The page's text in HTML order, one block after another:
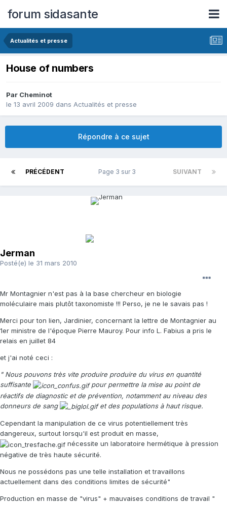
forum sidasante
Actualités et presse
House of numbers
Par Cheminot
le 13 avril 2009 dans Actualités et presse
Répondre à ce sujet
PRÉCÉDENT SUIVANT
Page 3 sur 3
Jerman
Posté(e) le 31 mars 2010
Mr Montagnier n'est pas à la base chercheur en biologie
moléculaire mais plutôt taxonomiste !!! Perso, je ne le savais pas !
Merci pour ton lien, Jardinier, concernant la lettre de Montagnier au
1er ministre de l'époque Pierre Mauroy. Pour info L. Fabius a pris le
relais en juillet 84
et j'ai noté ceci :
" Nous pouvons très vite produire produire du virus en quantité
suffisante
pour permettre la mise au point de
réactifs de diagnostic et de prévention, notamment au niveau des
donneurs de sang
et des populations à haut risque.
Cependant la manipulation de ce virus potentiellement très
dangereux, surtout lorsqu'il est produit en masse,
nécessite un laboratoire hermétique à pression
négative de très haute sécurité.
Nous ne possédons pas une telle installation et travaillons
actuellement dans des conditions limites de sécurité"
Production en masse de "virus" + mauvaises conditions de travail "